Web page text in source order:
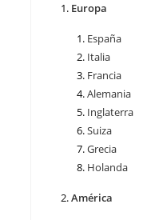
Europa
España
Italia
Francia
Alemania
Inglaterra
Suiza
Grecia
Holanda
América